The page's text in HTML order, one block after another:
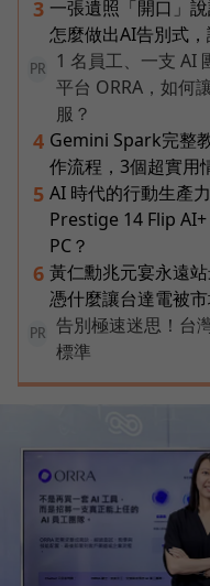
3 一張遺照「開口」
怎麼做出AI告別式
PR
1 名員工、一支
平台 ORRA，如何
服？
4 Gemini Spark完整
作流程，3個超實用
5 AI 時代的行動生產
Prestige 14 Flip
PC？
6 黃仁勳兆元宴永遠
憑什麼讓台達電被
PR
告別極速迷思！台
標準